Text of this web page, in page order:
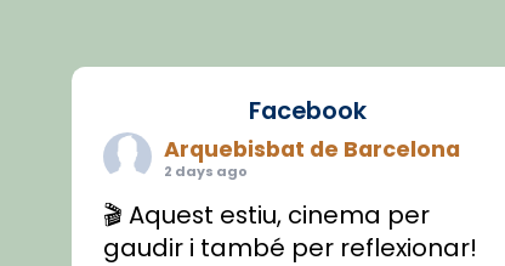
Facebook
Arquebisbat de Barcelona
2 days ago
🎬 Aquest estiu, cinema per
gaudir i també per reflexionar!